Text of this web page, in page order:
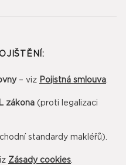
– viz Pojistná smlouva
zákona (proti legalizaci
standardy makléřů).
Zásady cookies